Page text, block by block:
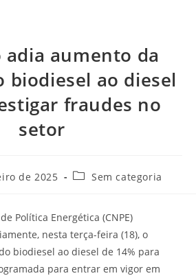
adia aumento da
biodiesel ao diesel
fraudes no
setor
de 2025 Sem categoria
Política Energética (CNPE)
nesta terça-feira (18), o
biodiesel ao diesel de 14% para
para entrar em vigor em